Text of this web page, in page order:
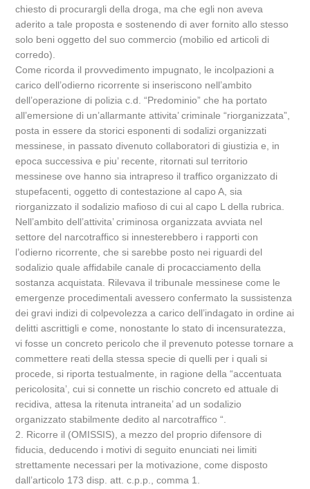
chiesto di procurargli della droga, ma che egli non aveva
aderito a tale proposta e sostenendo di aver fornito allo stesso
solo beni oggetto del suo commercio (mobilio ed articoli di
corredo).
Come ricorda il provvedimento impugnato, le incolpazioni a
carico dell’odierno ricorrente si inseriscono nell’ambito
dell’operazione di polizia c.d. “Predominio” che ha portato
all’emersione di un’allarmante attivita’ criminale “riorganizzata”,
posta in essere da storici esponenti di sodalizi organizzati
messinese, in passato divenuto collaboratori di giustizia e, in
epoca successiva e piu’ recente, ritornati sul territorio
messinese ove hanno sia intrapreso il traffico organizzato di
stupefacenti, oggetto di contestazione al capo A, sia
riorganizzato il sodalizio mafioso di cui al capo L della rubrica.
Nell’ambito dell’attivita’ criminosa organizzata avviata nel
settore del narcotraffico si innesterebbero i rapporti con
l’odierno ricorrente, che si sarebbe posto nei riguardi del
sodalizio quale affidabile canale di procacciamento della
sostanza acquistata. Rilevava il tribunale messinese come le
emergenze procedimentali avessero confermato la sussistenza
dei gravi indizi di colpevolezza a carico dell’indagato in ordine ai
delitti ascrittigli e come, nonostante lo stato di incensuratezza,
vi fosse un concreto pericolo che il prevenuto potesse tornare a
commettere reati della stessa specie di quelli per i quali si
procede, si riporta testualmente, in ragione della “accentuata
pericolosita’, cui si connette un rischio concreto ed attuale di
recidiva, attesa la ritenuta intraneita’ ad un sodalizio
organizzato stabilmente dedito al narcotraffico “.
2. Ricorre il (OMISSIS), a mezzo del proprio difensore di
fiducia, deducendo i motivi di seguito enunciati nei limiti
strettamente necessari per la motivazione, come disposto
dall’articolo 173 disp. att. c.p.p., comma 1.